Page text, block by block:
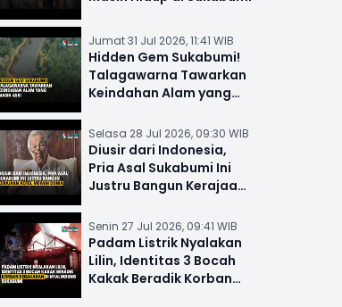
Jumat 31 Jul 2026, 11:41 WIB
Hidden Gem Sukabumi!
Talagawarna Tawarkan
Keindahan Alam yang
Selasa 28 Jul 2026, 09:30 WIB
Diusir dari Indonesia,
Pria Asal Sukabumi Ini
Justru Bangun Kerajaan
Senin 27 Jul 2026, 09:41 WIB
Padam Listrik Nyalakan
Lilin, Identitas 3 Bocah
Kakak Beradik Korban